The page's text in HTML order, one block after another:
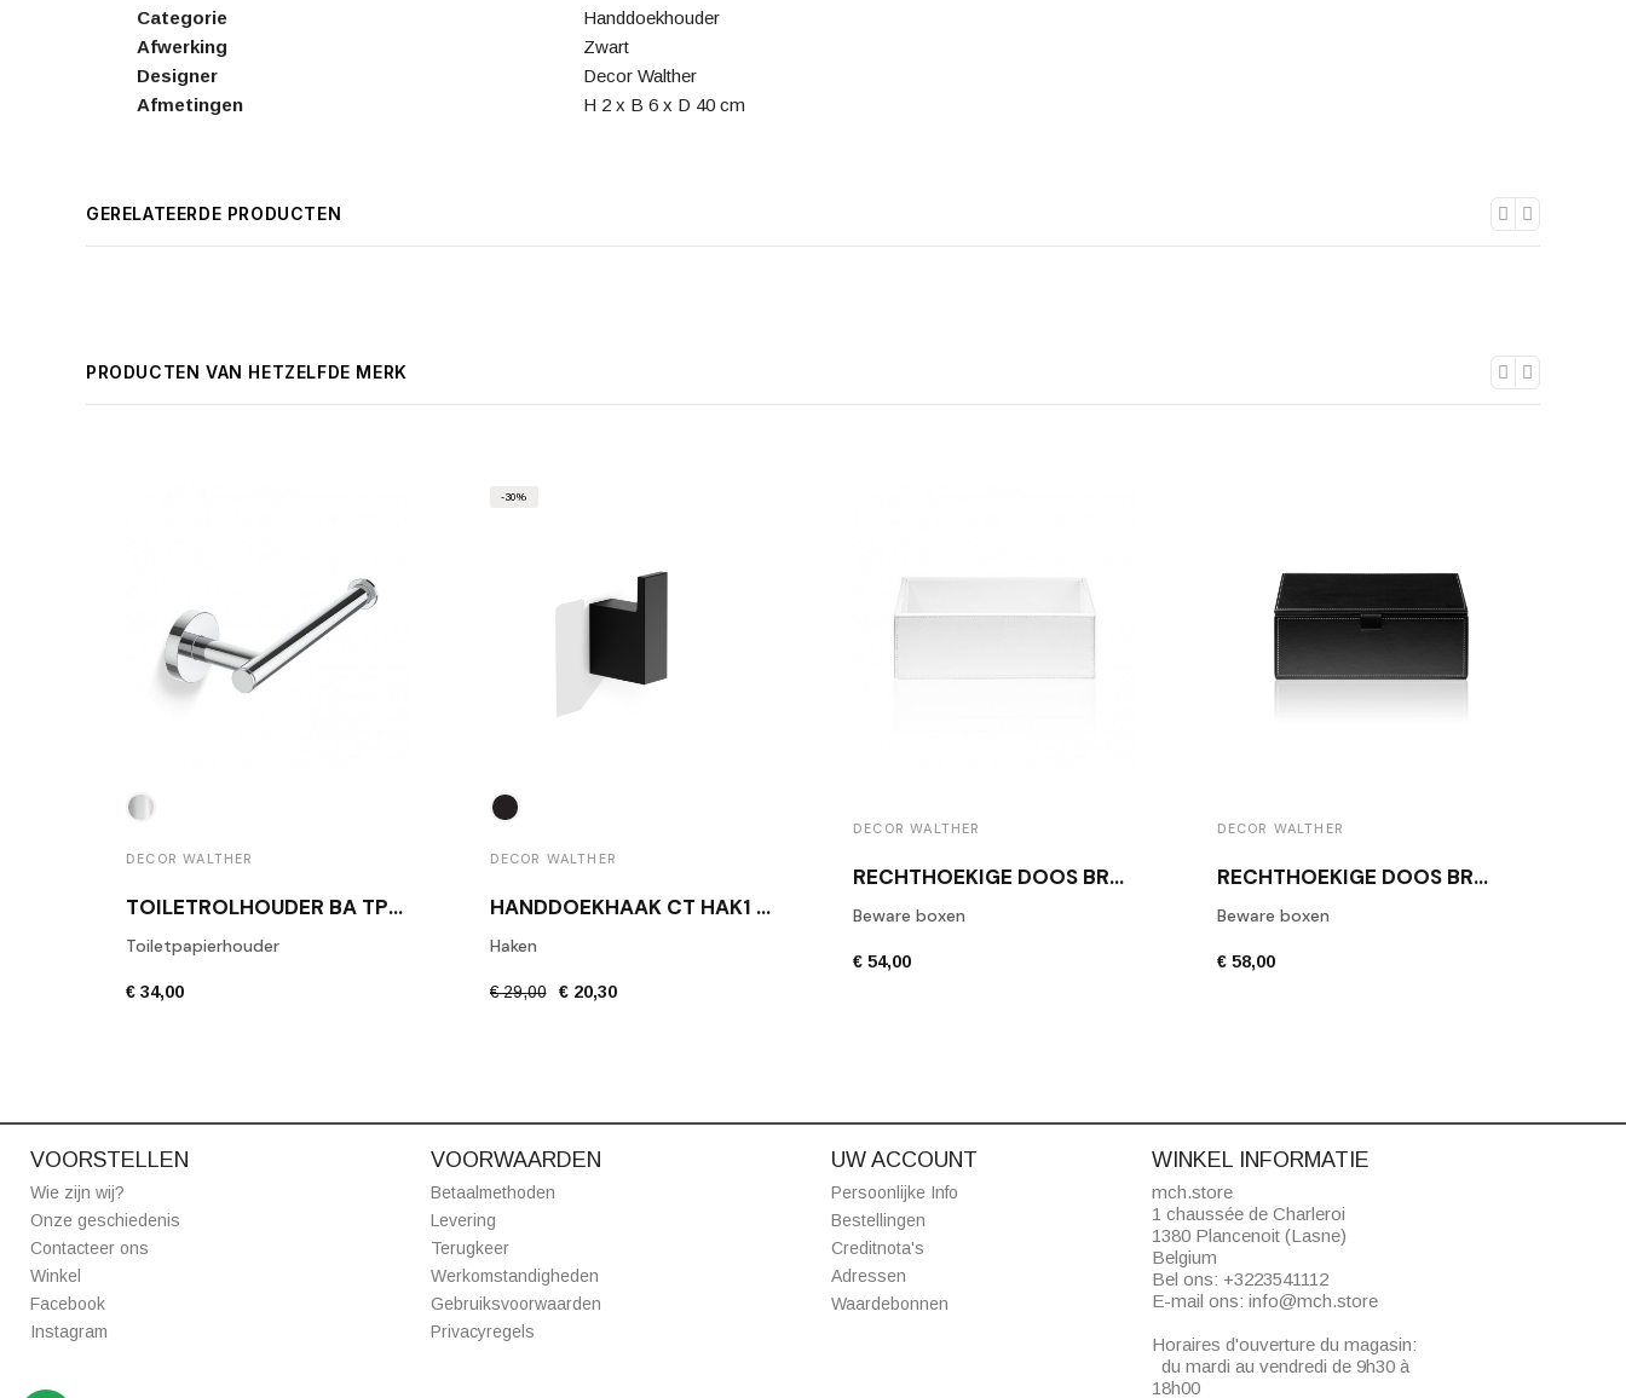
Categorie
Handdoekhouder
Afwerking
Zwart
Designer
Decor Walther
Afmetingen
H 2 x B 6 x D 40 cm
GERELATEERDE PRODUCTEN
PRODUCTEN VAN HETZELFDE MERK
DECOR WALTHER
TOILETROLHOUDER BA TPH1 GEPOLIJST CHROOM
Toiletpapierhouder
€ 34,00
DECOR WALTHER
HANDDOEKHAAK CT HAK1 MAT ZWART
Haken
€ 29,00 € 20,30
-30%
DECOR WALTHER
RECHTHOEKIGE DOOS BROWNIE BOD2 WITTE LEDER
Beware boxen
€ 54,00
DECOR WALTHER
RECHTHOEKIGE DOOS BROWNIE BMD2 ZWARTE LEREN
Beware boxen
€ 58,00
VOORSTELLEN
Wie zijn wij?
Onze geschiedenis
Contacteer ons
Winkel
Facebook
Instagram
VOORWAARDEN
Betaalmethoden
Levering
Terugkeer
Werkomstandigheden
Gebruiksvoorwaarden
Privacyregels
UW ACCOUNT
Persoonlijke Info
Bestellingen
Creditnota's
Adressen
Waardebonnen
WINKEL INFORMATIE
mch.store
1 chaussée de Charleroi
1380 Plancenoit (Lasne)
Belgium
Bel ons: +3223541112
E-mail ons: info@mch.store
Horaires d'ouverture du magasin:
du mardi au vendredi de 9h30 à
18h00